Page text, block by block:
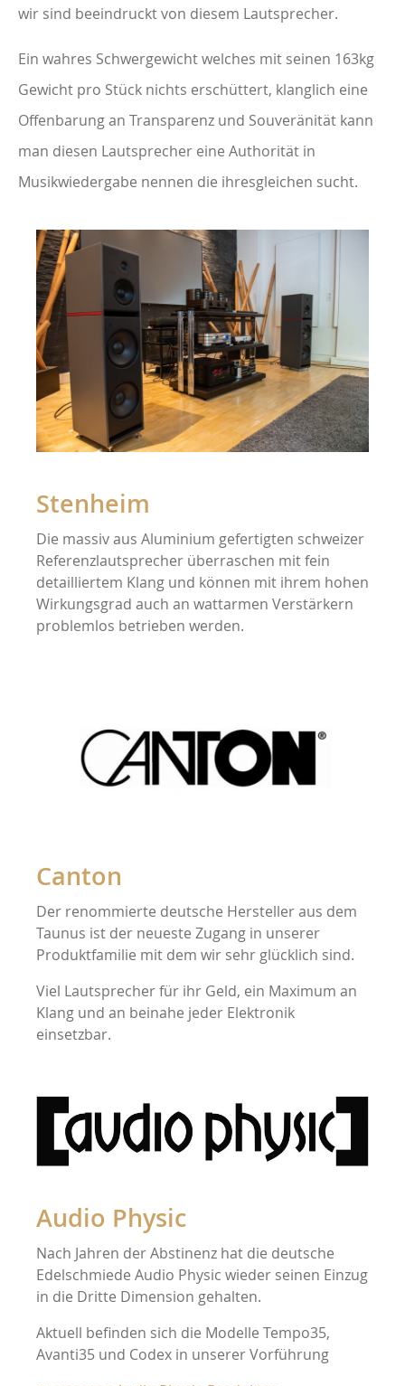
wir sind beeindruckt von diesem Lautsprecher.
Ein wahres Schwergewicht welches mit seinen 163kg
Gewicht pro Stück nichts erschüttert, klanglich eine
Offenbarung an Transparenz und Souveränität kann
man diesen Lautsprecher eine Authorität in
Musikwiedergabe nennen die ihresgleichen sucht.
Stenheim
Die massiv aus Aluminium gefertigten schweizer
Referenzlautsprecher überraschen mit fein
detailliertem Klang und können mit ihrem hohen
Wirkungsgrad auch an wattarmen Verstärkern
problemlos betrieben werden.
Canton
Der renommierte deutsche Hersteller aus dem
Taunus ist der neueste Zugang in unserer
Produktfamilie mit dem wir sehr glücklich sind.
Viel Lautsprecher für ihr Geld, ein Maximum an
Klang und an beinahe jeder Elektronik
einsetzbar.
Audio Physic
Nach Jahren der Abstinenz hat die deutsche
Edelschmiede Audio Physic wieder seinen Einzug
in die Dritte Dimension gehalten.
Aktuell befinden sich die Modelle Tempo35,
Avanti35 und Codex in unserer Vorführung